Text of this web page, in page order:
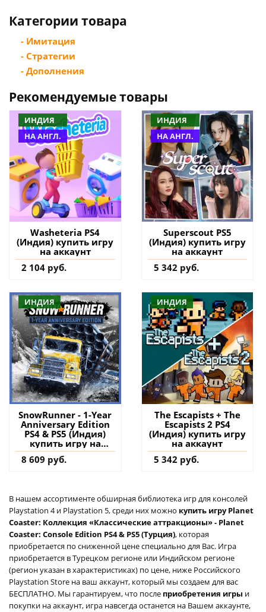
Категории товара
- Имитация
- Стратегии
- Дополнения
Рекомендуемые товары
ИНДИЯ
НА АНГЛ.
Washeteria PS4
(Индия) купить игру
на аккаунт
2 104 руб.
ИНДИЯ
НА АНГЛ.
Superscout PS5
(Индия) купить игру
на аккаунт
5 342 руб.
ИНДИЯ
SnowRunner - 1-Year
Anniversary Edition
PS4 & PS5 (Индия)
купить игру на
аккаунт
8 609 руб.
ИНДИЯ
The Escapists + The
Escapists 2 PS4
(Индия) купить игру
на аккаунт
5 342 руб.
В нашем ассортименте обширная библиотека игр для консолей
Playstation 4 и Playstation 5, среди них можно купить игру Planet
Coaster: Коллекция «Классические аттракционы» - Planet
Coaster: Console Edition PS4 & PS5 (Турция), которая
приобретается по сниженной цене специально для Вас. Игра
приобретается в Турецком регионе или Индийском регионе
(регион указан в характеристиках) по цене, ниже Российского
Playstation Store на ваш аккаунт, который мы создаем для вас
БЕСПЛАТНО. Мы гарантируем, что после приобретения игры и
покупки на аккаунт, игра навсегда останется на Вашем аккаунте,